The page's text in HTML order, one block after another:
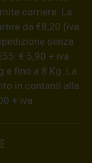
corriere. La
da €8,20 (iva
senza
€ 5,90 + iva
e fino a 8 Kg. La
in contanti alla
+ iva.